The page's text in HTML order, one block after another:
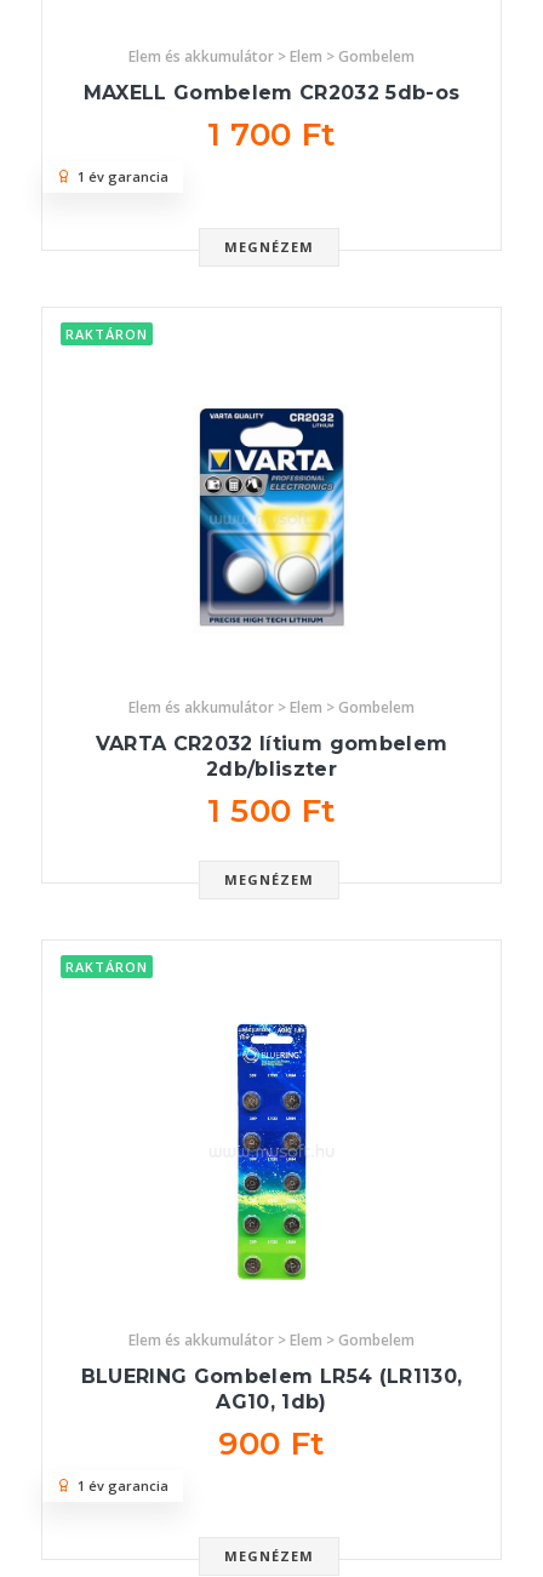
Elem és akkumulátor > Elem > Gombelem
MAXELL Gombelem CR2032 5db-os
1 700 Ft
MEGNÉZEM
1 év garancia
RAKTÁRON
Elem és akkumulátor > Elem > Gombelem
VARTA CR2032 lítium gombelem
2db/bliszter
1 500 Ft
MEGNÉZEM
RAKTÁRON
Elem és akkumulátor > Elem > Gombelem
BLUERING Gombelem LR54 (LR1130,
AG10, 1db)
900 Ft
MEGNÉZEM
1 év garancia